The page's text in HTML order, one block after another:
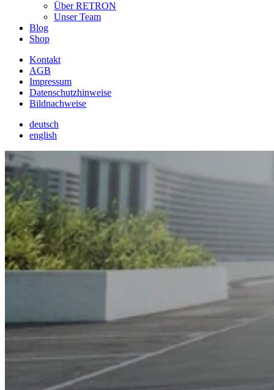
Über RETRON
Unser Team
Blog
Shop
Kontakt
AGB
Impressum
Datenschutzhinweise
Bildnachweise
deutsch
english